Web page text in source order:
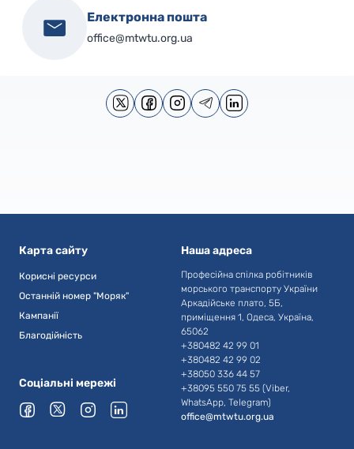
Електронна пошта
office@mtwtu.org.ua
Карта сайту
Корисні ресурси
Останній номер "Моряк"
Кампанії
Благодійність
Наша адреса
Професійна спілка робітників
морського транспорту України
Аркадійське плато, 5Б,
приміщення 1, Одеса, Україна,
65062
+380482 42 99 01
+380482 42 99 02
+38050 336 44 57
+38095 550 75 55 (Viber,
WhatsApp, Telegram)
office@mtwtu.org.ua
Соціальні мережі